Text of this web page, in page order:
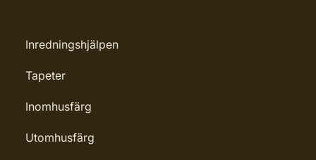
Inredningshjälpen
Tapeter
Inomhusfärg
Utomhusfärg